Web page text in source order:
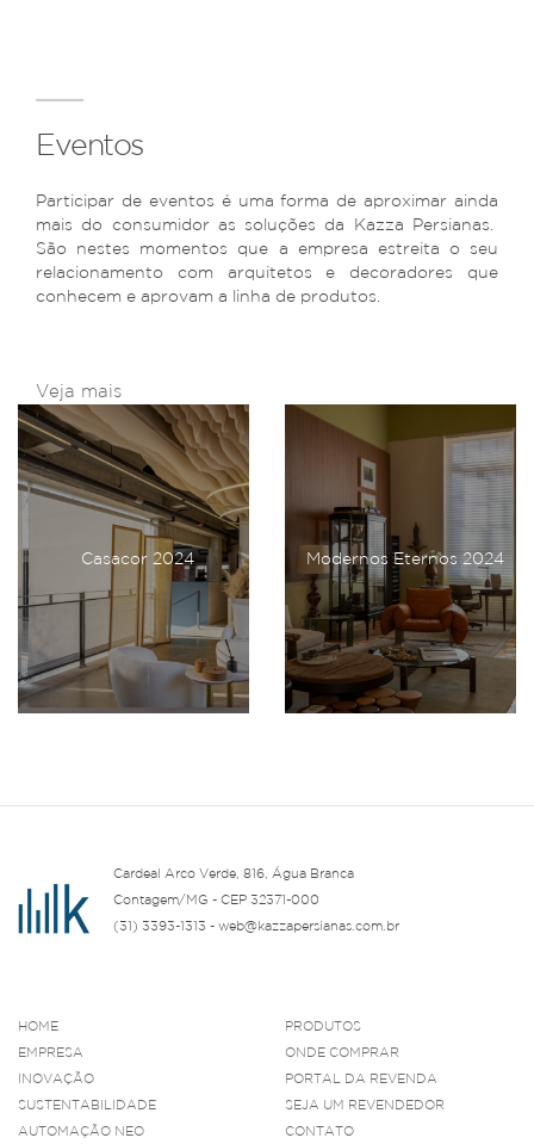
Eventos
Participar de eventos é uma forma de aproximar ainda
mais do consumidor as soluções da Kazza Persianas.
São nestes momentos que a empresa estreita o seu
relacionamento com arquitetos e decoradores que
conhecem e aprovam a linha de produtos.
Veja mais
Casacor 2024 Modernos Eternos 2024
Cardeal Arco Verde, 816, Água Branca
Contagem/MG - CEP 32371-000
(31) 3393-1313 - web@kazzapersianas.com.br
HOME
EMPRESA
INOVAÇÃO
SUSTENTABILIDADE
AUTOMAÇÃO NEO
PRODUTOS
ONDE COMPRAR
PORTAL DA REVENDA
SEJA UM REVENDEDOR
CONTATO